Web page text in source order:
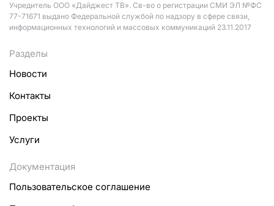
Учредитель ООО «Дайджест ТВ». Св-во о регистрации СМИ ЭЛ №ФС
77-71671 выдано Федеральной службой по надзору в сфере связи,
информационных технологий и массовых коммуникаций 23.11.2017
Разделы
Новости
Контакты
Проекты
Услуги
Документация
Пользовательское соглашение